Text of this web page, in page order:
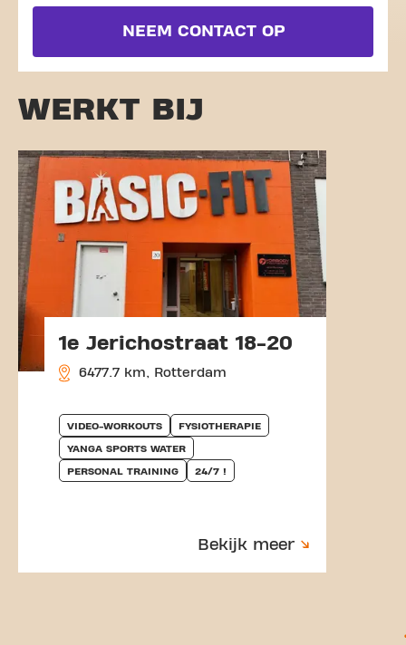
NEEM CONTACT OP
WERKT BIJ
1e Jerichostraat 18-20
6477.7 km, Rotterdam
VIDEO-WORKOUTS FYSIOTHERAPIE
YANGA SPORTS WATER
PERSONAL TRAINING 24/7 !
Bekijk meer